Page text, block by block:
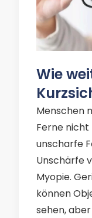
Wie
Menschen
Ferne
unscharfe
Unschärfe
Myopie.
können
sehen,